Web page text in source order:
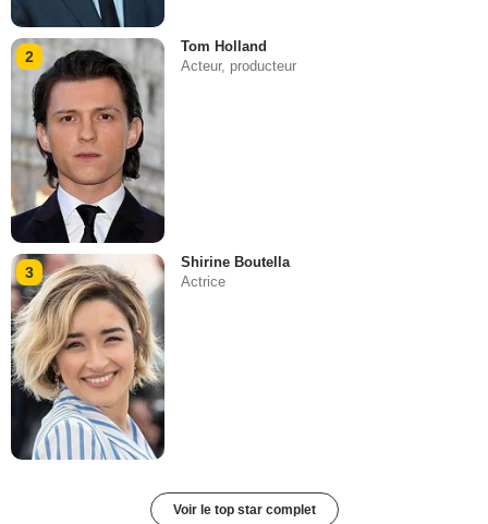
2
Tom Holland
Acteur, producteur
3
Shirine Boutella
Actrice
Voir le top star complet